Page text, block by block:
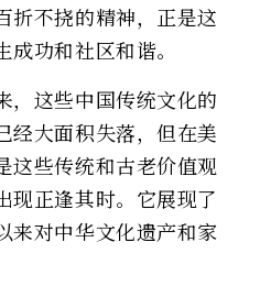
折不挠的精神，正是这
功和社区和谐。
，这些中国传统文化的
经大面积失落，但在美
这些传统和古老价值观
现正逢其时。它展现了
来对中华文化遗产和家